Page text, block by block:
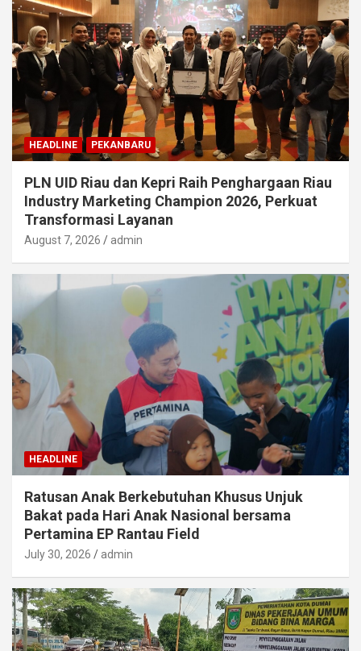
HEADLINE PEKANBARU
PLN UID Riau dan Kepri Raih Penghargaan Riau
Industry Marketing Champion 2026, Perkuat
Transformasi Layanan
August 7, 2026 admin
HEADLINE
Ratusan Anak Berkebutuhan Khusus Unjuk
Bakat pada Hari Anak Nasional bersama
Pertamina EP Rantau Field
July 30, 2026 admin